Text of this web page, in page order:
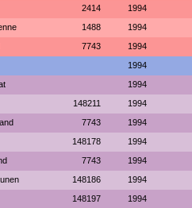
2414 1994
1488 1994
7743 1994
1994
1994
148211 1994
7743 1994
148178 1994
7743 1994
148186 1994
148197 1994